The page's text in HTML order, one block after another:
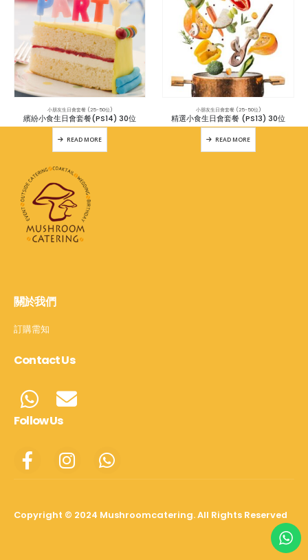
小朋友生日會套餐 (25-50位)
繽紛小食生日會套餐(PS14) 30位
READ MORE
小朋友生日會套餐 (25-50位)
精選小食生日會套餐 (PS13) 30位
READ MORE
關於我們
訂購需知
Contact Us
Follow Us
Copyright © 2024 Mushroomcatering. All Rights Reserved